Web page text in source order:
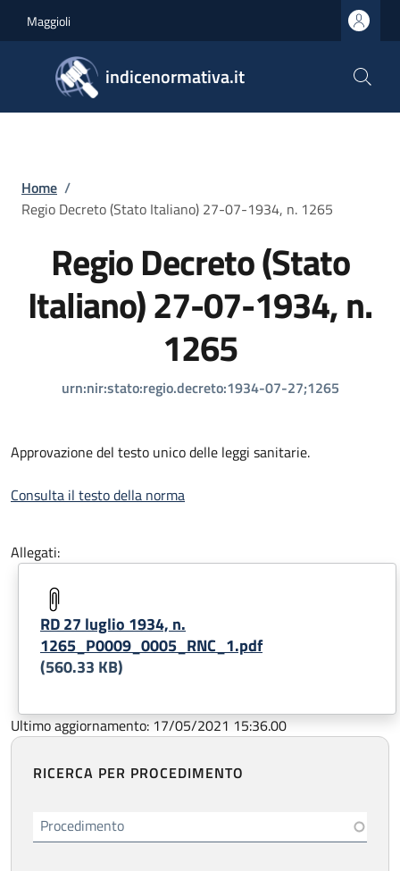
Maggioli
indicenormativa.it
Briciole di pane
Home /
Regio Decreto (Stato Italiano) 27-07-1934, n. 1265
Regio Decreto (Stato
Italiano) 27-07-1934, n.
1265
urn:nir:stato:regio.decreto:1934-07-27;1265
Approvazione del testo unico delle leggi sanitarie.
Consulta il testo della norma
Allegati:
RD 27 luglio 1934, n.
1265_P0009_0005_RNC_1.pdf
(560.33 KB)
Ultimo aggiornamento: 17/05/2021 15:36.00
RICERCA PER PROCEDIMENTO
Procedimento